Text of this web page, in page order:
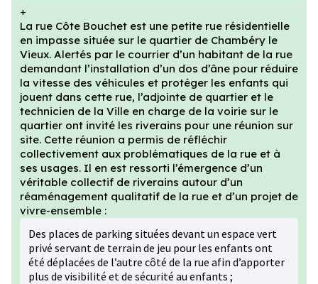
+
La rue Côte Bouchet est une petite rue résidentielle
en impasse située sur le quartier de Chambéry le
Vieux. Alertés par le courrier d’un habitant de la rue
demandant l’installation d’un dos d’âne pour réduire
la vitesse des véhicules et protéger les enfants qui
jouent dans cette rue, l’adjointe de quartier et le
technicien de la Ville en charge de la voirie sur le
quartier ont invité les riverains pour une réunion sur
site. Cette réunion a permis de réfléchir
collectivement aux problématiques de la rue et à
ses usages. Il en est ressorti l’émergence d’un
véritable collectif de riverains autour d’un
réaménagement qualitatif de la rue et d’un projet de
vivre-ensemble :
Des places de parking situées devant un espace vert
privé servant de terrain de jeu pour les enfants ont
été déplacées de l’autre côté de la rue afin d’apporter
plus de visibilité et de sécurité au enfants ;